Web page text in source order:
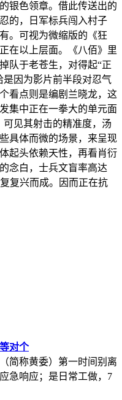
银色领章。借此传送出的
的，日军标兵闯入村子
。可视为微缩版的《狂
在以上层面。《八佰》里
队于老苍生，对得起“正
因为影片前半段对忍气
看点则是编剧兰晓龙，这
集中正在一拳大的单元面
见其射击的精准度，汤
具体而微的场景，来呈现
起头依赖天性，再看肖衍
念白，士兵文盲率高达
复兴而成。因而正在抗
对个
简称黄委）第一时间别离
急响应；是日常工做，7